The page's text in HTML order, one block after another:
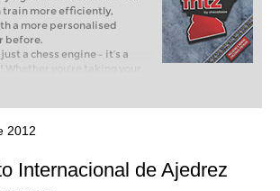
train more efficiently,
a more personalised
before.
a chess engine – it’s a
you’re taking your
of club chess, or already
level: with FRITZ, you can
intelligently and with a
than ever before.
2012
Internacional de Ajedrez